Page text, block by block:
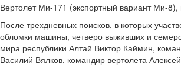
Вертолет Ми-171 (экспортный вариант Ми-8),
После трехдневных поисков, в которых
обломки машины, четверо выживших и семеро
мира республики Алтай Виктор Каймин,
Василий Вялков, командир вертолета